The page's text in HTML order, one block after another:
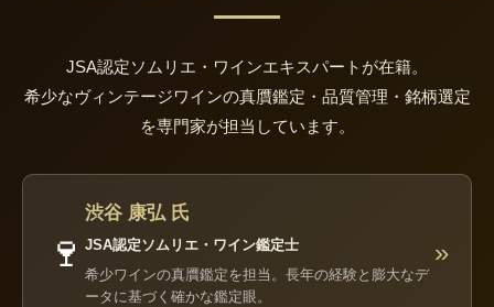
JSA認定ソムリエ・ワインエキスパートが在籍。
希少なヴィンテージワインの真贋鑑定・品質管理・銘柄選定
を専門家が担当しています。
🍷
渋谷 康弘 氏
JSA認定ソムリエ・ワイン鑑定士
希少ワインの真贋鑑定を担当。長年の経験と膨大なデ
ータに基づく確かな鑑定眼。
»